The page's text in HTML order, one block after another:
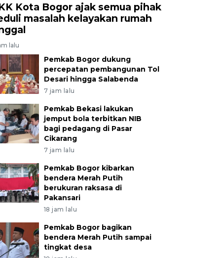
Kota Bogor ajak semua pihak
masalah kelayakan rumah
lalu
Pemkab Bogor dukung
percepatan pembangunan Tol
Desari hingga Salabenda
7 jam lalu
Pemkab Bekasi lakukan
jemput bola terbitkan NIB
bagi pedagang di Pasar
Cikarang
7 jam lalu
Pemkab Bogor kibarkan
bendera Merah Putih
berukuran raksasa di
Pakansari
18 jam lalu
Pemkab Bogor bagikan
bendera Merah Putih sampai
tingkat desa